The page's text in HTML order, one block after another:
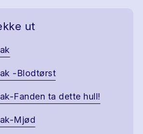
ut
-Blodtørst
Fanden ta dette hull!
Mjød